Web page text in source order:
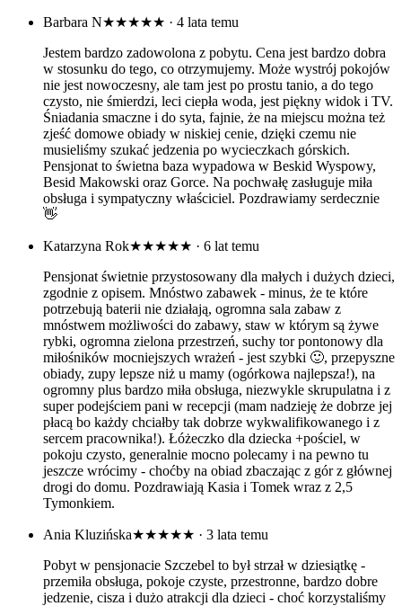
Barbara N★★★★★ · 4 lata temu
Jestem bardzo zadowolona z pobytu. Cena jest bardzo dobra
w stosunku do tego, co otrzymujemy. Może wystrój pokojów
nie jest nowoczesny, ale tam jest po prostu tanio, a do tego
czysto, nie śmierdzi, leci ciepła woda, jest piękny widok i TV.
Śniadania smaczne i do syta, fajnie, że na miejscu można też
zjeść domowe obiady w niskiej cenie, dzięki czemu nie
musieliśmy szukać jedzenia po wycieczkach górskich.
Pensjonat to świetna baza wypadowa w Beskid Wyspowy,
Besid Makowski oraz Gorce. Na pochwałę zasługuje miła
obsługa i sympatyczny właściciel. Pozdrawiamy serdecznie
👋
Katarzyna Rok★★★★★ · 6 lat temu
Pensjonat świetnie przystosowany dla małych i dużych dzieci,
zgodnie z opisem. Mnóstwo zabawek - minus, że te które
potrzebują baterii nie działają, ogromna sala zabaw z
mnóstwem możliwości do zabawy, staw w którym są żywe
rybki, ogromna zielona przestrzeń, suchy tor pontonowy dla
miłośników mocniejszych wrażeń - jest szybki 🙂, przepyszne
obiady, zupy lepsze niż u mamy (ogórkowa najlepsza!), na
ogromny plus bardzo miła obsługa, niezwykle skrupulatna i z
super podejściem pani w recepcji (mam nadzieję że dobrze jej
płacą bo każdy chciałby tak dobrze wykwalifikowanego i z
sercem pracownika!). Łóżeczko dla dziecka +pościel, w
pokoju czysto, generalnie mocno polecamy i na pewno tu
jeszcze wrócimy - choćby na obiad zbaczając z gór z głównej
drogi do domu. Pozdrawiają Kasia i Tomek wraz z 2,5
Tymonkiem.
Ania Kluzińska★★★★★ · 3 lata temu
Pobyt w pensjonacie Szczebel to był strzał w dziesiątkę -
przemiła obsługa, pokoje czyste, przestronne, bardzo dobre
jedzenie, cisza i dużo atrakcji dla dzieci - choć korzystaliśmy